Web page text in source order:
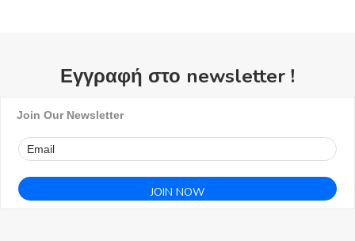
Εγγραφή στο newsletter !
Join Our Newsletter